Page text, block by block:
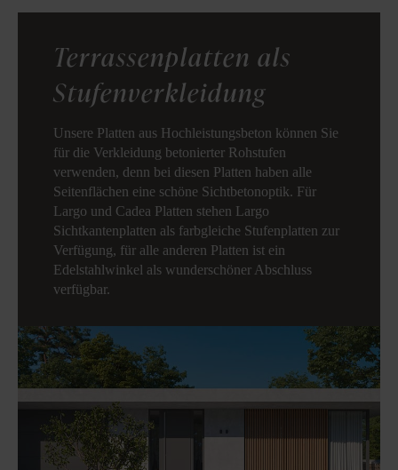
Terrassenplatten als
Stufenverkleidung
Unsere Platten aus Hochleistungsbeton können Sie
für die Verkleidung betonierter Rohstufen
verwenden, denn bei diesen Platten haben alle
Seitenflächen eine schöne Sichtbetonoptik. Für
Largo und Cadea Platten stehen Largo
Sichtkantenplatten als farbgleiche Stufenplatten zur
Verfügung, für alle anderen Platten ist ein
Edelstahlwinkel als wunderschöner Abschluss
verfügbar.